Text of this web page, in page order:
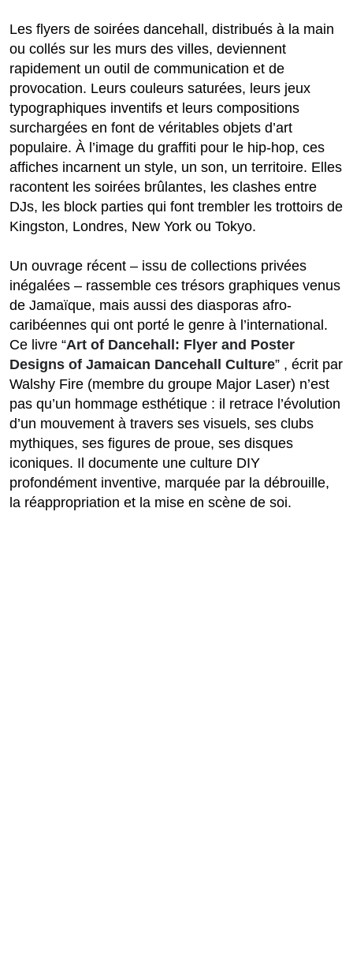
Les flyers de soirées dancehall, distribués à la main
ou collés sur les murs des villes, deviennent
rapidement un outil de communication et de
provocation. Leurs couleurs saturées, leurs jeux
typographiques inventifs et leurs compositions
surchargées en font de véritables objets d’art
populaire. À l’image du graffiti pour le hip-hop, ces
affiches incarnent un style, un son, un territoire. Elles
racontent les soirées brûlantes, les clashes entre
DJs, les block parties qui font trembler les trottoirs de
Kingston, Londres, New York ou Tokyo.
Un ouvrage récent – issu de collections privées
inégalées – rassemble ces trésors graphiques venus
de Jamaïque, mais aussi des diasporas afro-
caribéennes qui ont porté le genre à l’international.
Ce livre “Art of Dancehall: Flyer and Poster
Designs of Jamaican Dancehall Culture” , écrit par
Walshy Fire (membre du groupe Major Laser) n’est
pas qu’un hommage esthétique : il retrace l’évolution
d’un mouvement à travers ses visuels, ses clubs
mythiques, ses figures de proue, ses disques
iconiques. Il documente une culture DIY
profondément inventive, marquée par la débrouille,
la réappropriation et la mise en scène de soi.